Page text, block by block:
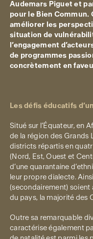
Audemars Piguet et
pour le Bien Commun.
améliorer les
situation de
l’engagement
de programmes
concrètement en
Les défis éducatifs
Situé sur l’Équateur, en
de la région des Grands
districts répartis en
(Nord, Est, Ouest et
d’une quarantaine
leur propre dialecte.
(secondairement) soient
du pays, la majorité des
Outre sa remarquable
caractérise également